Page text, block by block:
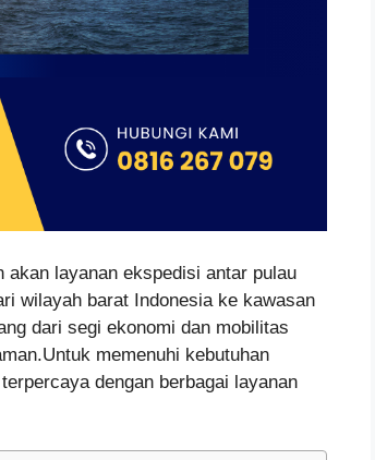
layanan ekspedisi antar pulau
wilayah barat Indonesia ke kawasan
dari segi ekonomi dan mobilitas
memenuhi kebutuhan
dengan berbagai layanan